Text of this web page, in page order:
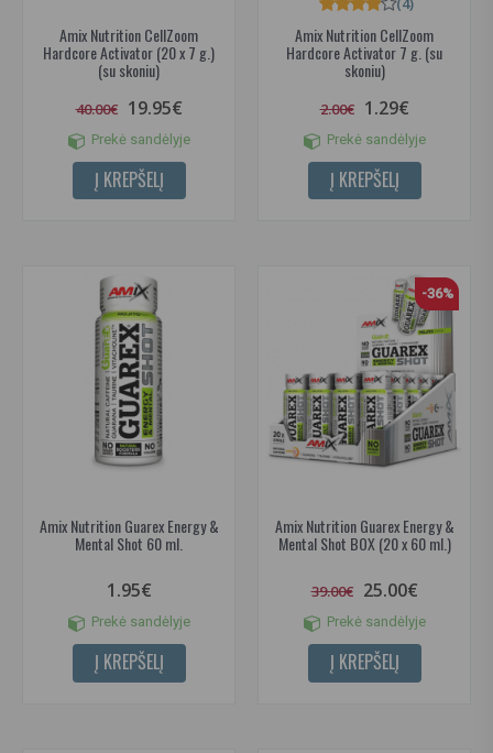
Amix Nutrition CellZoom
Hardcore Activator (20 x 7 g.)
(su skoniu)
40.00€ 19.95€
Prekė sandėlyje
Į KREPŠELĮ
Amix Nutrition CellZoom
Hardcore Activator 7 g. (su
skoniu)
2.00€ 1.29€
Prekė sandėlyje
Į KREPŠELĮ
Amix Nutrition Guarex Energy &
Mental Shot 60 ml.
1.95€
Prekė sandėlyje
Į KREPŠELĮ
-36%
Amix Nutrition Guarex Energy &
Mental Shot BOX (20 x 60 ml.)
39.00€ 25.00€
Prekė sandėlyje
Į KREPŠELĮ